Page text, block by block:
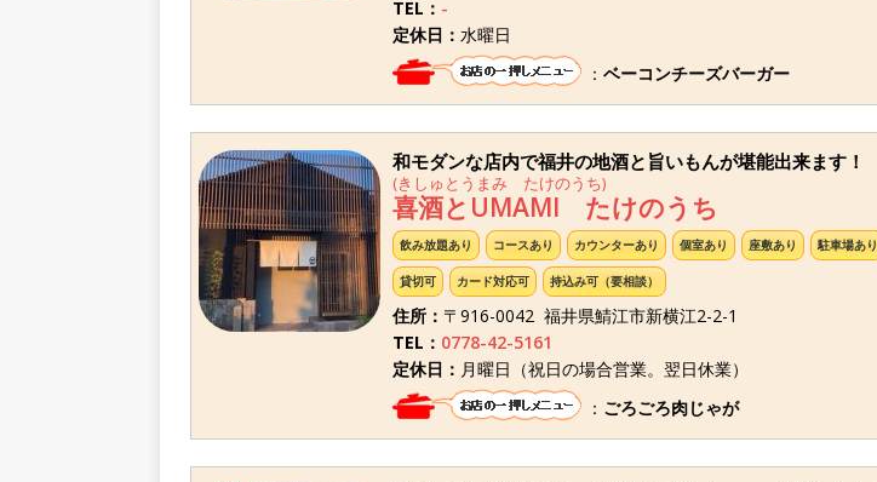
TEL： -
定休日： 水曜日
： ベーコンチーズバーガー
和モダンな店内で福井の地酒と旨いもんが堪能出来ます！
(きしゅとうまみ たけのうち)
喜酒とUMAMI たけのうち
飲み放題あり コースあり カウンターあり 個室あり 座敷あり 駐車場あり
貸切可 カード対応可 持込み可（要相談）
住所： 〒916-0042 福井県鯖江市新横江2-2-1
TEL： 0778-42-5161
定休日： 月曜日（祝日の場合営業。翌日休業）
： ごろごろ肉じゃが